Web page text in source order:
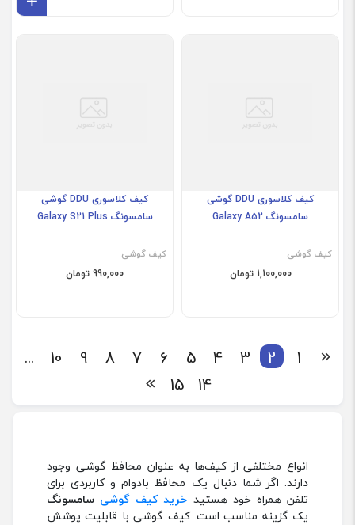
کیف کلاسوری DDU گوشی
سامسونگ Galaxy A52
کیف گوشی
1,100,000 تومان
کیف کلاسوری DDU گوشی
سامسونگ Galaxy S21 Plus
کیف گوشی
990,000 تومان
1
2
3
4
5
6
7
8
9
10
...
14
15
انواع مختلفی از کیف‌ها به عنوان محافظ گوشی وجود
دارند. اگر شما دنبال یک محافظ بادوام و کاربردی برای
تلفن همراه خود هستید خرید کیف گوشی سامسونگ
یک گزینه مناسب است. کیف گوشی با قابلیت پوشش